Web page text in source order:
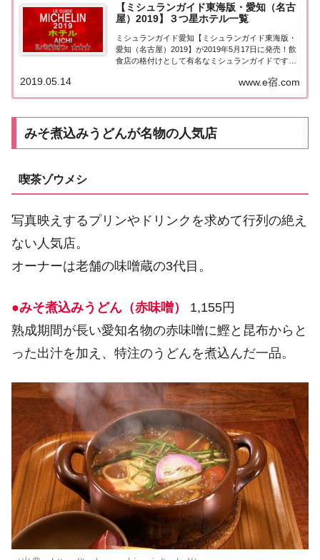
【ミシュランガイド東海版・愛知（名古
屋）2019】３つ星ホテル一覧
ミシュランガイド愛知【ミシュランガイド東海版・
愛知（名古屋）2019】が2019年5月17日に発売！飲
食店の格付けとして有名なミシュランガイドです
け”も行っています。こちらのページでは【ミシュラ
www.e宿.com
2019.05.14
みそ煮込みうどんが名物の人気店
喫茶ゾウメシ
写真映えするプリンやドリンクを求めて行列の絶え
ない人気店。
オーナーは老舗の味噌蔵の3代目。
●みそ煮込みうどん（赤味噌）
1,155円
熟成期間が長い愛知名物の赤味噌に鰹と昆布からと
った出汁を加え、特注のうどんを煮込んだ一品。